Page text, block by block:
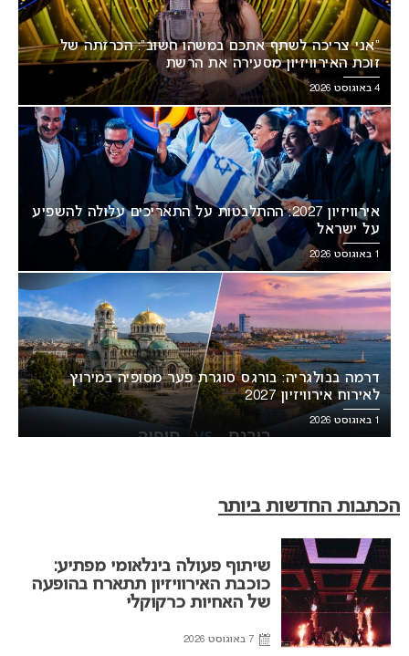
“אני צריכה לשתף אתכם במשהו חשוב”: הכרזתה של
זוכת האירוויזיון מסעירה את הרשת
4 באוגוסט 2026
אירוויזיון 2027: ההתלבטות על התאריכים עלולה להשפיע
על ישראל
1 באוגוסט 2026
דרמה בבולגריה: בורגס סוגרת פער מסופיה במירוץ
לאירוח אירוויזיון 2027
1 באוגוסט 2026
הכתבות החדשות ביותר
שיתוף פעולה בינלאומי מפתיע:
כוכבת האירוויזיון תתארח בהופעה
של האחיות כרקוקלי
7 באוגוסט 2026